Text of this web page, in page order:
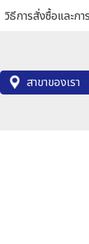
วิธีการสั่งซื้อและกา
สาขาของเรา